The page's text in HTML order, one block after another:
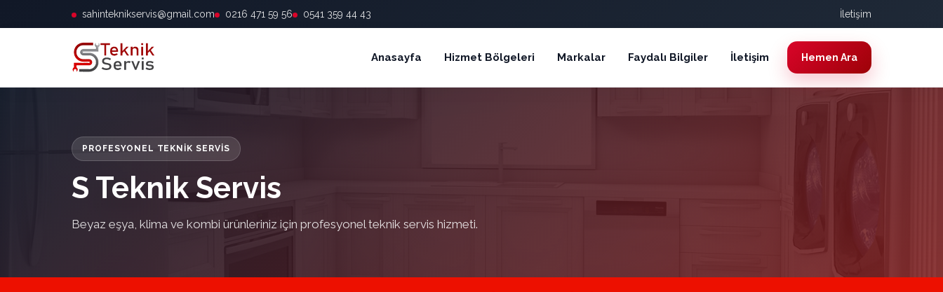
sahinteknikservis@gmail.com 0216 471 59 56 0541 359 44 43 İletişim
Anasayfa Hizmet Bölgeleri Markalar Faydalı Bilgiler İletişim Hemen Ara
PROFESYONEL TEKNIK SERVIS
S Teknik Servis
Beyaz eşya, klima ve kombi ürünleriniz için profesyonel teknik servis hizmeti.